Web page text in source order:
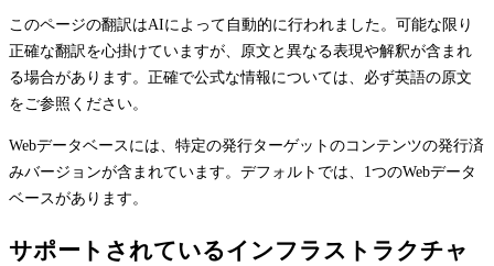
このページの翻訳はAIによって自動的に行われました。可能な限り
正確な翻訳を心掛けていますが、原文と異なる表現や解釈が含まれ
る場合があります。正確で公式な情報については、必ず英語の原文
をご参照ください。
Webデータベースには、特定の発行ターゲットのコンテンツの発行済
みバージョンが含まれています。デフォルトでは、1つのWebデータ
ベースがあります。
サポートされているインフラストラクチャ